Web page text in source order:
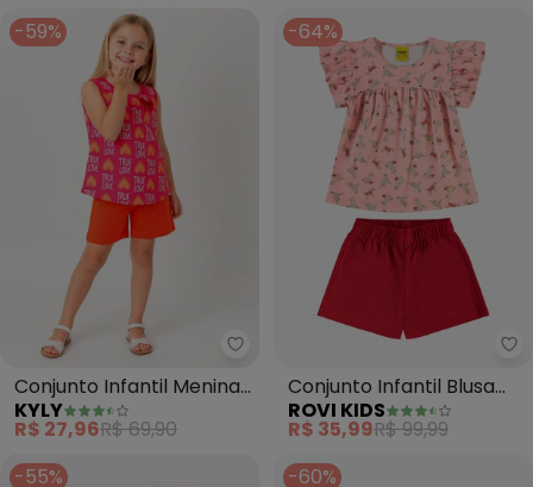
-59%
Kyly - Conjunto Infantil Menina
Conjunto Infantil Menina
Coração (Rosa)
KYLY
R$ 27,96R$ 69,90
-64%
Conjunto Infantil Blusa
com Shorts (Rosa)
ROVI KIDS
R$ 35,99R$ 99,99
-55%
-60%